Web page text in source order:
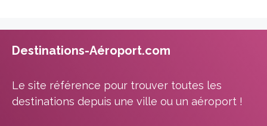
Destinations-Aéroport.com
Le site référence pour trouver toutes les
destinations depuis une ville ou un aéroport !